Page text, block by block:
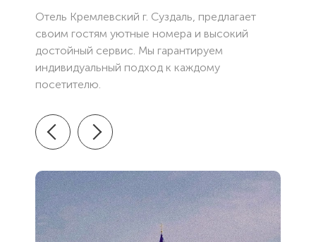
Отель Кремлевский г. Суздаль, предлагает
своим гостям уютные номера и высокий
достойный сервис. Мы гарантируем
индивидуальный подход к каждому
посетителю.